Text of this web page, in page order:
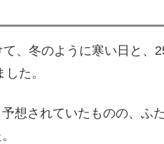
、冬のように寒い日と、
た。
想されていたものの、ふ